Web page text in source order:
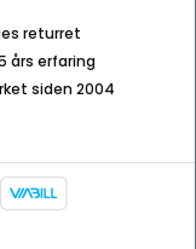
returret
års erfaring
siden 2004